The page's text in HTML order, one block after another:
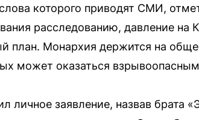
которого приводят СМИ,
расследованию, давление
план. Монархия держится на
может оказаться
личное заявление, назвав брата